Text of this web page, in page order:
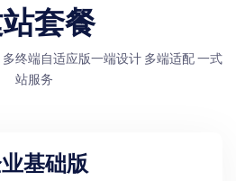
套餐
终端自适应版一端设计 多端适配 一式
站服务
基础版